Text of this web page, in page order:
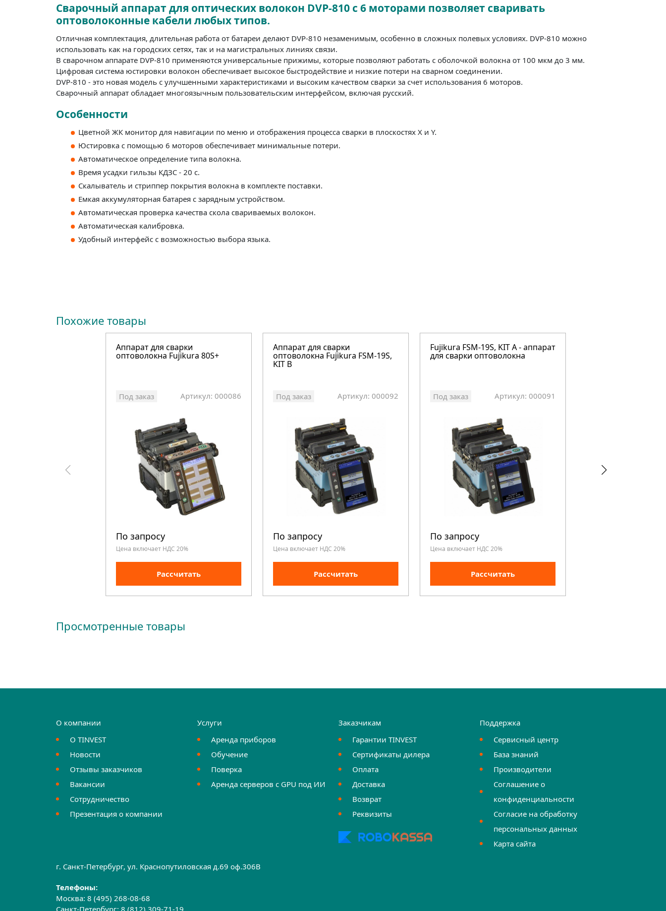
Сварочный аппарат для оптических волокон DVP-810 с 6 моторами позволяет сваривать
оптоволоконные кабели любых типов.
Отличная комплектация, длительная работа от батареи делают DVP-810 незаменимым, особенно в сложных полевых условиях. DVP-810 можно
использовать как на городских сетях, так и на магистральных линиях связи.
В сварочном аппарате DVP-810 применяются универсальные прижимы, которые позволяют работать с оболочкой волокна от 100 мкм до 3 мм.
Цифровая система юстировки волокон обеспечивает высокое быстродействие и низкие потери на сварном соединении.
DVP-810 - это новая модель с улучшенными характеристиками и высоким качеством сварки за счет использования 6 моторов.
Сварочный аппарат обладает многоязычным пользовательским интерфейсом, включая русский.
Особенности
Цветной ЖК монитор для навигации по меню и отображения процесса сварки в плоскостях X и Y.
Юстировка с помощью 6 моторов обеспечивает минимальные потери.
Автоматическое определение типа волокна.
Время усадки гильзы КДЗС - 20 с.
Скалыватель и стриппер покрытия волокна в комплекте поставки.
Емкая аккумуляторная батарея с зарядным устройством.
Автоматическая проверка качества скола свариваемых волокон.
Автоматическая калибровка.
Удобный интерфейс с возможностью выбора языка.
Похожие товары
Аппарат для сварки
оптоволокна Fujikura 80S+
Под заказ Артикул: 000086
По запросу
Цена включает НДС 20%
Рассчитать
Аппарат для сварки
оптоволокна Fujikura FSM-19S,
KIT B
Под заказ Артикул: 000092
По запросу
Цена включает НДС 20%
Рассчитать
Fujikura FSM-19S, KIT A - аппарат
для сварки оптоволокна
Под заказ Артикул: 000091
По запросу
Цена включает НДС 20%
Рассчитать
Просмотренные товары
О компании
О TINVEST
Новости
Отзывы заказчиков
Вакансии
Сотрудничество
Презентация о компании
Услуги
Аренда приборов
Обучение
Поверка
Аренда серверов с GPU под ИИ
Заказчикам
Гарантии TINVEST
Сертификаты дилера
Оплата
Доставка
Возврат
Реквизиты
Поддержка
Сервисный центр
База знаний
Производители
Соглашение о
конфиденциальности
Согласие на обработку
персональных данных
Карта сайта
г. Санкт-Петербург, ул. Краснопутиловская д.69 оф.306B
Телефоны:
Москва:8 (495) 268-08-68
Санкт-Петербург:8 (812) 309-71-19